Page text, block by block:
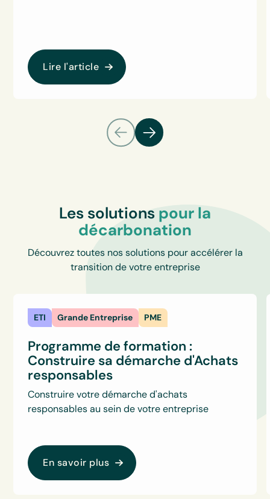
Lire l'article
Les solutions pour la
décarbonation
Découvrez toutes nos solutions pour accélérer la
transition de votre entreprise
ETI Grande Entreprise PME
Programme de formation :
Construire sa démarche d'Achats
responsables
Construire votre démarche d'achats
responsables au sein de votre entreprise
En savoir plus